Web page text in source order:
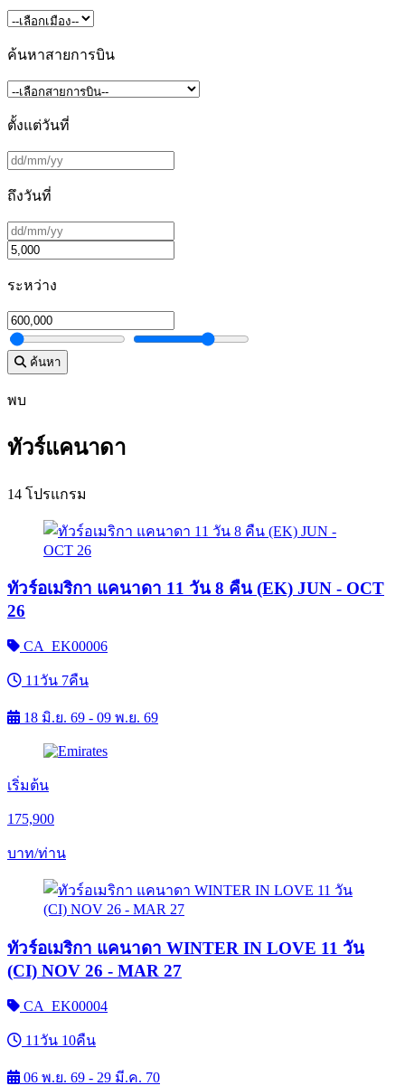
ค้นหาสายการบิน
ตั้งแต่วันที่
ถึงวันที่
ระหว่าง
ค้นหา
พบ
ทัวร์แคนาดา
14 โปรแกรม
ทัวร์อเมริกา แคนาดา 11 วัน 8 คืน (EK) JUN - OCT
26
CA_EK00006
11วัน 7คืน
18 มิ.ย. 69 - 09 พ.ย. 69
เริ่มต้น
175,900
บาท/ท่าน
ทัวร์อเมริกา แคนาดา WINTER IN LOVE 11 วัน
(CI) NOV 26 - MAR 27
CA_EK00004
11วัน 10คืน
06 พ.ย. 69 - 29 มี.ค. 70